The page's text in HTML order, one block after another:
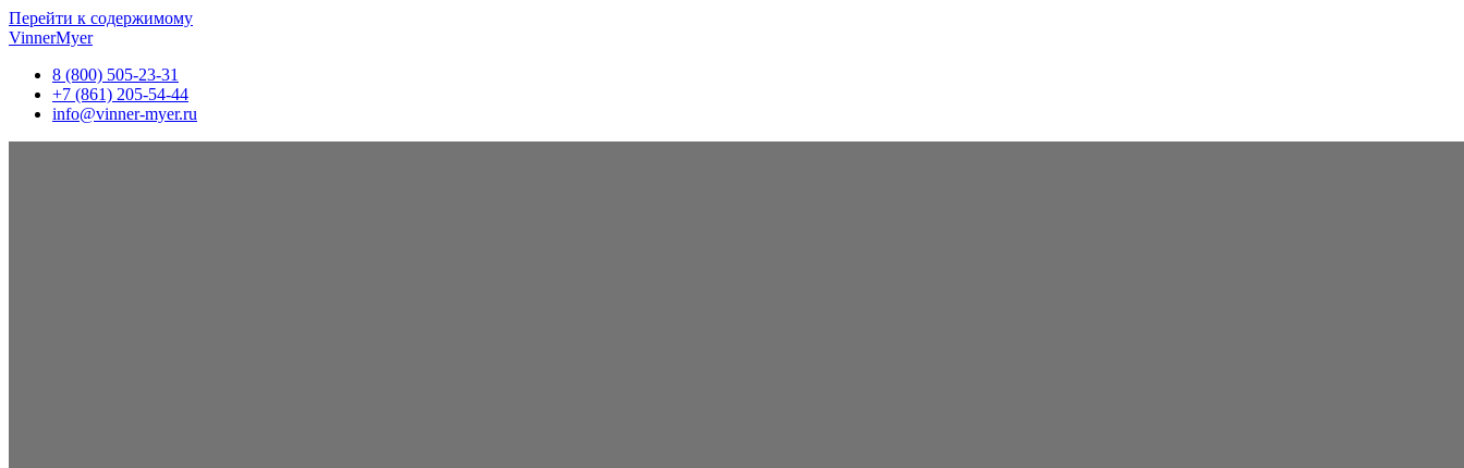
Перейти к содержимому
VinnerMyer
8 (800) 505-23-31
+7 (861) 205-54-44
info@vinner-myer.ru